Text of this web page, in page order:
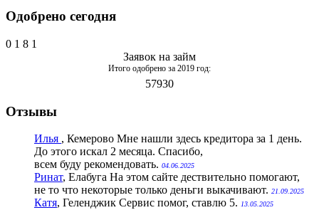
Одобрено сегодня
0 1 8 1
Заявок на займ
Итого одобрено за 2019 год:
57930
Отзывы
Илья , Кемерово Мне нашли здесь кредитора за 1 день.
До этого искал 2 месяца. Спасибо,
всем буду рекомендовать. 04.06.2025
Ринат, Елабуга На этом сайте дествительно помогают,
не то что некоторые только деньги выкачивают. 21.09.2025
Катя, Геленджик Сервис помог, ставлю 5. 13.05.2025